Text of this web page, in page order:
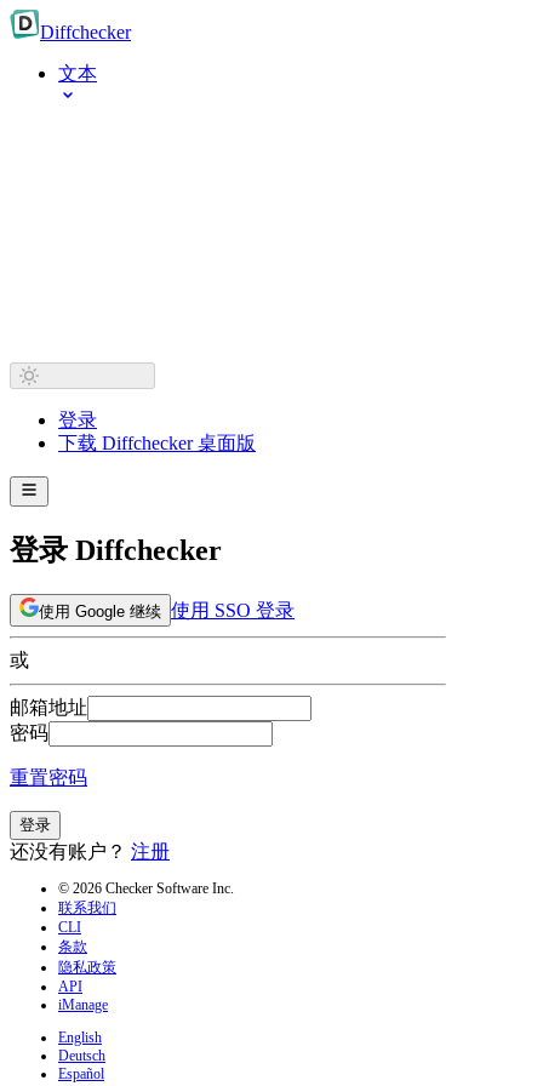
Diffchecker
文本
登录
下载 Diffchecker 桌面版
登录 Diffchecker
使用 Google 继续 使用 SSO 登录
或
邮箱地址
密码
重置密码
登录
还没有账户？ 注册
© 2026 Checker Software Inc.
联系我们
CLI
条款
隐私政策
API
iManage
English
Deutsch
Español